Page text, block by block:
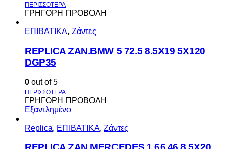
ΓΡΗΓΟΡΗ ΠΡΟΒΟΛΗ
ΕΠΙΒΑΤΙΚΑ, Ζάντες
REPLICA ZAN.BMW 5 72.5 8.5X19 5X120
DGP35
0 out of 5
ΓΡΗΓΟΡΗ ΠΡΟΒΟΛΗ
Εξαντλημένο
Replica, ΕΠΙΒΑΤΙΚΑ, Ζάντες